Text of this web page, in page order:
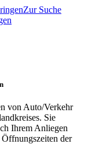
Zur Suche
von Auto/Verkehr
Sie
Ihrem Anliegen
der